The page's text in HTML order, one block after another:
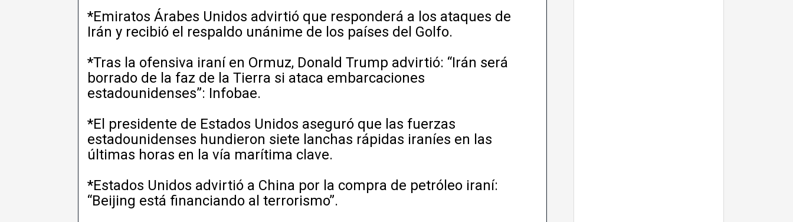
*Emiratos Árabes Unidos advirtió que responderá a los ataques de
Irán y recibió el respaldo unánime de los países del Golfo.
*Tras la ofensiva iraní en Ormuz, Donald Trump advirtió: “Irán será
borrado de la faz de la Tierra si ataca embarcaciones
estadounidenses”: Infobae.
*El presidente de Estados Unidos aseguró que las fuerzas
estadounidenses hundieron siete lanchas rápidas iraníes en las
últimas horas en la vía marítima clave.
*Estados Unidos advirtió a China por la compra de petróleo iraní:
“Beijing está financiando al terrorismo”.